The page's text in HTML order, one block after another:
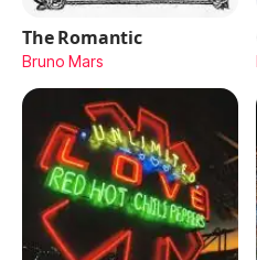
The Romantic
Bruno Mars